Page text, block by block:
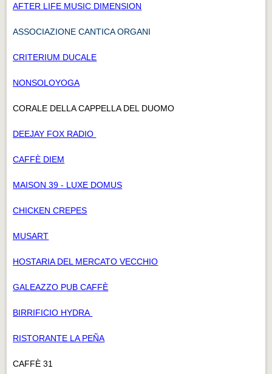
AFTER LIFE MUSIC DIMENSION
ASSOCIAZIONE CANTICA ORGANI
CRITERIUM DUCALE
NONSOLOYOGA
CORALE DELLA CAPPELLA DEL DUOMO
DEEJAY FOX RADIO
CAFFÈ DIEM
MAISON 39 - LUXE DOMUS
CHICKEN CREPES
MUSART
HOSTARIA DEL MERCATO VECCHIO
GALEAZZO PUB CAFFÈ
BIRRIFICIO HYDRA
RISTORANTE LA PEÑA
CAFFÈ 31